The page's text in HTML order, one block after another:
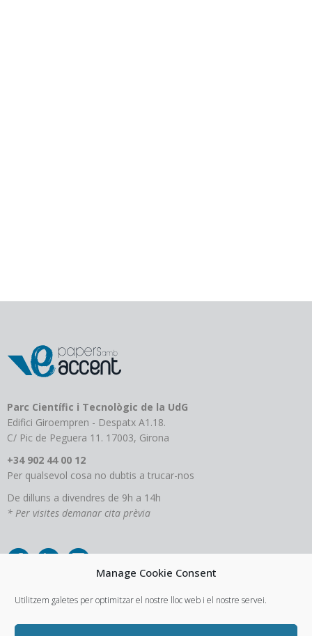
Manage Cookie Consent
Utilitzem galetes per optimitzar el nostre lloc web i el nostre servei.
Parc Científic i Tecnològic de la UdG
Edifici Giroempren - Despatx A1.18.
C/ Pic de Peguera 11. 17003, Girona
+34 902 44 00 12
Per qualsevol cosa no dubtis a trucar-nos
De dilluns a divendres de 9h a 14h
* Per visites demanar cita prèvia